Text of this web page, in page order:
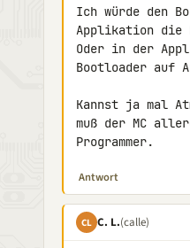
Ich würde den
Applikation die
Oder in der
Bootloader auf
Kannst ja mal
muß der MC
Programmer.
Antwort
CL C. L.(calle)